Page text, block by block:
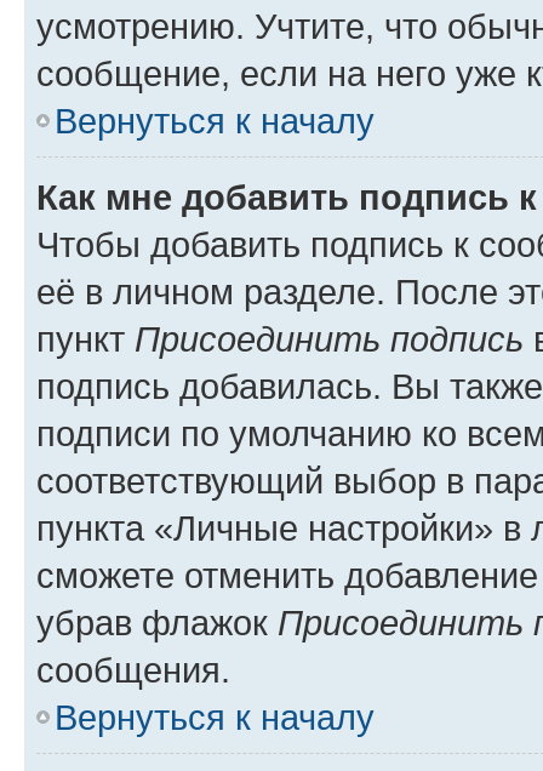
усмотрению. Учтите, что
сообщение, если на него уже
Вернуться к началу
Как мне добавить подпись
Чтобы добавить подпись к
её в личном разделе. После
пункт Присоединить подпись
подпись добавилась. Вы
подписи по умолчанию ко
соответствующий выбор в
пункта «Личные настройки»
сможете отменить
убрав флажок Присоединить
сообщения.
Вернуться к началу